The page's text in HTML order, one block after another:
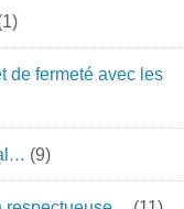
de fermeté avec les
(9)